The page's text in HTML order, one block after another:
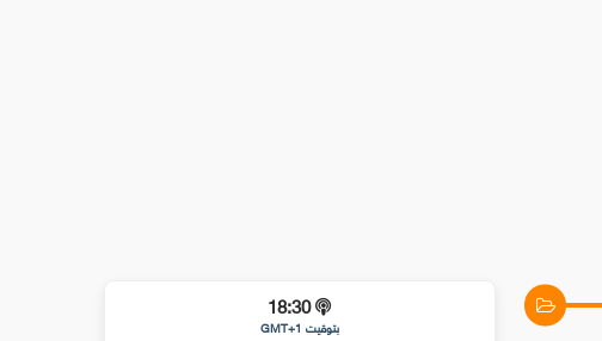
18:30
بتوقيت GMT+1